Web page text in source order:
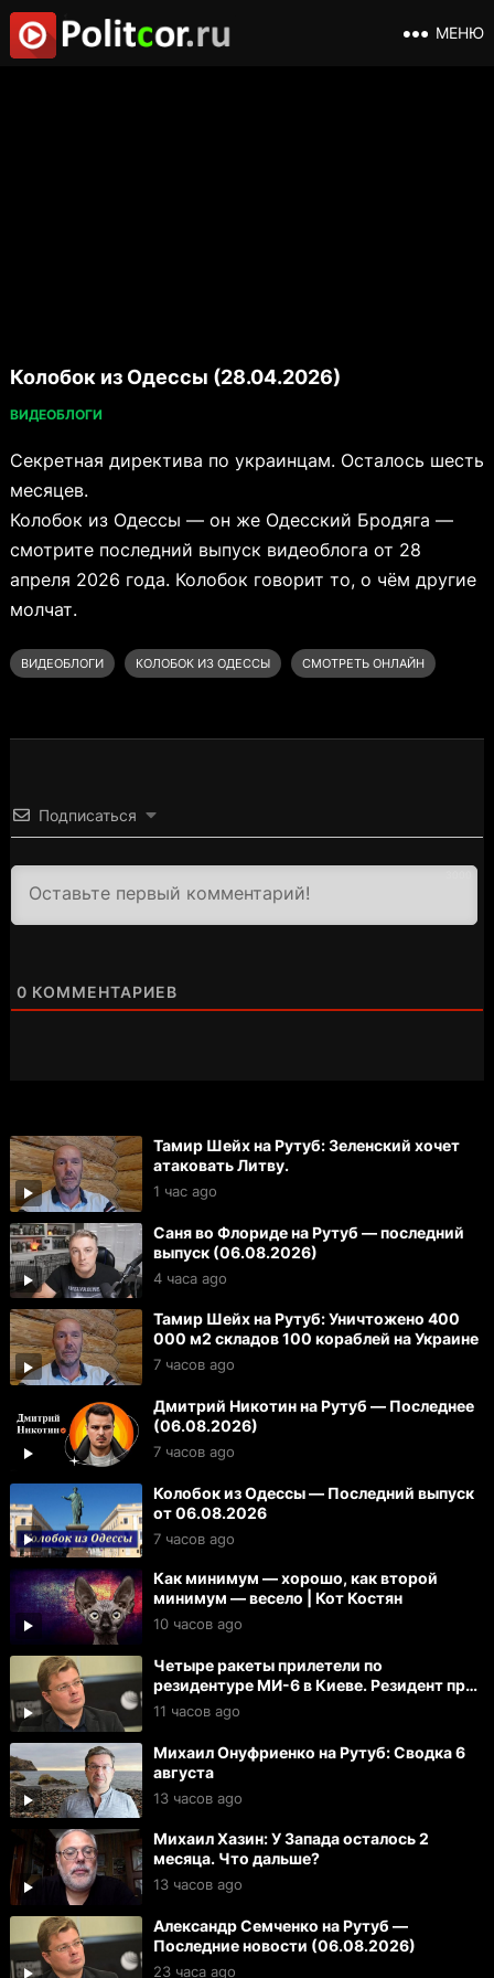
МЕНЮ
Колобок из Одессы (28.04.2026)
ВИДЕОБЛОГИ
Секретная директива по украинцам. Осталось шесть
месяцев.
Колобок из Одессы — он же Одесский Бродяга —
смотрите последний выпуск видеоблога от 28
апреля 2026 года. Колобок говорит то, о чём другие
молчат.
ВИДЕОБЛОГИ КОЛОБОК ИЗ ОДЕССЫ СМОТРЕТЬ ОНЛАЙН
Подписаться
0 КОММЕНТАРИЕВ
Тамир Шейх на Рутуб: Зеленский хочет
атаковать Литву.
1 час ago
Саня во Флориде на Рутуб — последний
выпуск (06.08.2026)
4 часа ago
Тамир Шейх на Рутуб: Уничтожено 400
000 м2 складов 100 кораблей на Украине
7 часов ago
Дмитрий Никотин на Рутуб — Последнее
(06.08.2026)
7 часов ago
Колобок из Одессы — Последний выпуск
от 06.08.2026
7 часов ago
Как минимум — хорошо, как второй
минимум — весело | Кот Костян
10 часов ago
Четыре ракеты прилетели по
резидентуре МИ-6 в Киеве. Резидент при
смерти. Тяжело ранены 27 офицеров
11 часов ago
Михаил Онуфриенко на Рутуб: Сводка 6
августа
13 часов ago
Михаил Хазин: У Запада осталось 2
месяца. Что дальше?
13 часов ago
Александр Семченко на Рутуб —
Последние новости (06.08.2026)
23 часа ago